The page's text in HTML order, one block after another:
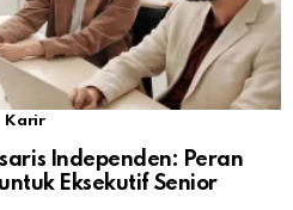
Karir
Independen: Peran
Eksekutif Senior